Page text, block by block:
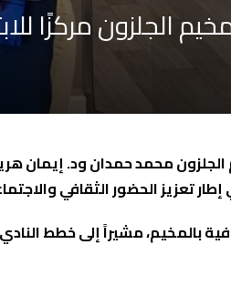
الجلزون مركزًا
محمد حمدان ود. إيمان
تعزيز الحضور الثقافي
بالمخيم، مشيراً إلى خطط